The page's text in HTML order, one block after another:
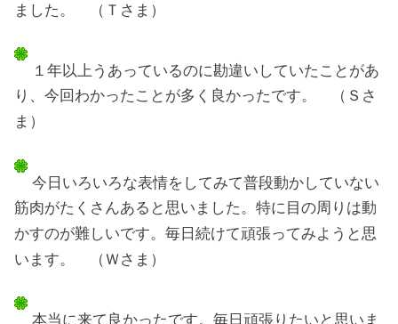
ました。 （Ｔさま）
１年以上うあっているのに勘違いしていたことがあ
り、今回わかったことが多く良かったです。 （Ｓさ
ま）
今日いろいろな表情をしてみて普段動かしていない
筋肉がたくさんあると思いました。特に目の周りは動
かすのが難しいです。毎日続けて頑張ってみようと思
います。 （Ｗさま）
本当に来て良かったです。毎日頑張りたいと思いま